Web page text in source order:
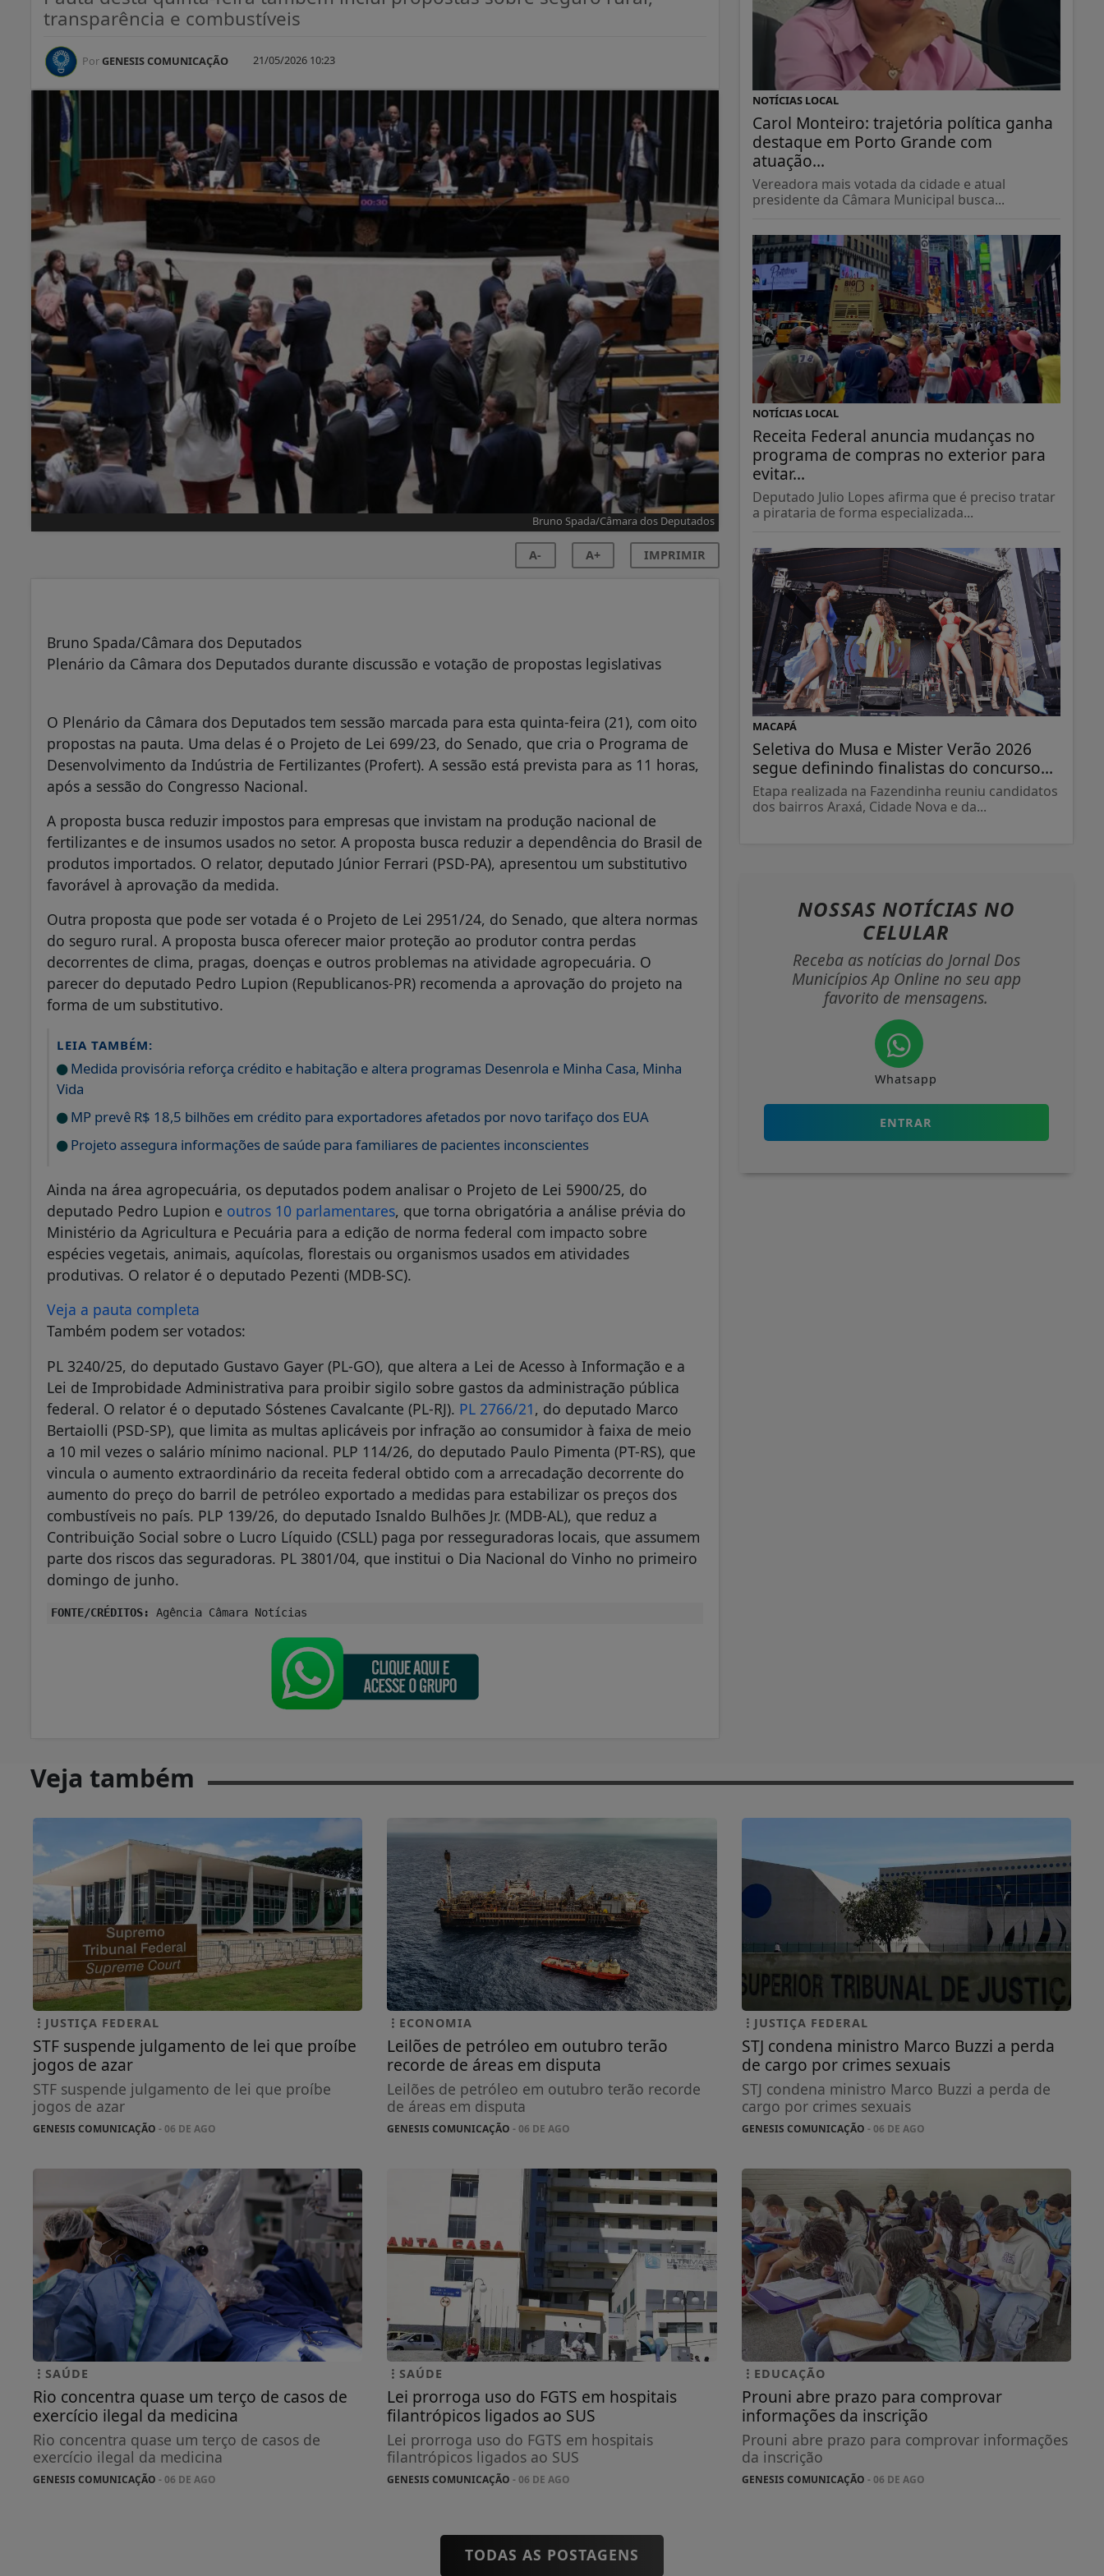
transparência e combustíveis
Por GENESIS COMUNICAÇÃO 21/05/2026 10:23
Bruno Spada/Câmara dos Deputados
A- A+ IMPRIMIR
Bruno Spada/Câmara dos Deputados
Plenário da Câmara dos Deputados durante discussão e votação de propostas legislativas
O Plenário da Câmara dos Deputados tem sessão marcada para esta quinta-feira (21), com oito
propostas na pauta. Uma delas é o Projeto de Lei 699/23, do Senado, que cria o Programa de
Desenvolvimento da Indústria de Fertilizantes (Profert). A sessão está prevista para as 11 horas,
após a sessão do Congresso Nacional.
A proposta busca reduzir impostos para empresas que invistam na produção nacional de
fertilizantes e de insumos usados no setor. A proposta busca reduzir a dependência do Brasil de
produtos importados. O relator, deputado Júnior Ferrari (PSD-PA), apresentou um substitutivo
favorável à aprovação da medida.
Outra proposta que pode ser votada é o Projeto de Lei 2951/24, do Senado, que altera normas
do seguro rural. A proposta busca oferecer maior proteção ao produtor contra perdas
decorrentes de clima, pragas, doenças e outros problemas na atividade agropecuária. O
parecer do deputado Pedro Lupion (Republicanos-PR) recomenda a aprovação do projeto na
forma de um substitutivo.
LEIA TAMBÉM:
Medida provisória reforça crédito e habitação e altera programas Desenrola e Minha Casa, Minha
Vida
MP prevê R$ 18,5 bilhões em crédito para exportadores afetados por novo tarifaço dos EUA
Projeto assegura informações de saúde para familiares de pacientes inconscientes
Ainda na área agropecuária, os deputados podem analisar o Projeto de Lei 5900/25, do
deputado Pedro Lupion e outros 10 parlamentares, que torna obrigatória a análise prévia do
Ministério da Agricultura e Pecuária para a edição de norma federal com impacto sobre
espécies vegetais, animais, aquícolas, florestais ou organismos usados em atividades
produtivas. O relator é o deputado Pezenti (MDB-SC).
Veja a pauta completa
Também podem ser votados:
PL 3240/25, do deputado Gustavo Gayer (PL-GO), que altera a Lei de Acesso à Informação e a
Lei de Improbidade Administrativa para proibir sigilo sobre gastos da administração pública
federal. O relator é o deputado Sóstenes Cavalcante (PL-RJ). PL 2766/21, do deputado Marco
Bertaiolli (PSD-SP), que limita as multas aplicáveis por infração ao consumidor à faixa de meio
a 10 mil vezes o salário mínimo nacional. PLP 114/26, do deputado Paulo Pimenta (PT-RS), que
vincula o aumento extraordinário da receita federal obtido com a arrecadação decorrente do
aumento do preço do barril de petróleo exportado a medidas para estabilizar os preços dos
combustíveis no país. PLP 139/26, do deputado Isnaldo Bulhões Jr. (MDB-AL), que reduz a
Contribuição Social sobre o Lucro Líquido (CSLL) paga por resseguradoras locais, que assumem
parte dos riscos das seguradoras. PL 3801/04, que institui o Dia Nacional do Vinho no primeiro
domingo de junho.
FONTE/CRÉDITOS: Agência Câmara Notícias
NOTÍCIAS LOCAL
Carol Monteiro: trajetória política ganha
destaque em Porto Grande com
atuação...
Vereadora mais votada da cidade e atual
presidente da Câmara Municipal busca...
NOTÍCIAS LOCAL
Receita Federal anuncia mudanças no
programa de compras no exterior para
evitar...
Deputado Julio Lopes afirma que é preciso tratar
a pirataria de forma especializada...
MACAPÁ
Seletiva do Musa e Mister Verão 2026
segue definindo finalistas do concurso...
Etapa realizada na Fazendinha reuniu candidatos
dos bairros Araxá, Cidade Nova e da...
NOSSAS NOTÍCIAS NO
CELULAR
Receba as notícias do Jornal Dos
Municípios Ap Online no seu app
favorito de mensagens.
Whatsapp
ENTRAR
Veja também
JUSTIÇA FEDERAL
STF suspende julgamento de lei que proíbe
jogos de azar
STF suspende julgamento de lei que proíbe
jogos de azar
GENESIS COMUNICAÇÃO - 06 DE AGO
ECONOMIA
Leilões de petróleo em outubro terão
recorde de áreas em disputa
Leilões de petróleo em outubro terão recorde
de áreas em disputa
GENESIS COMUNICAÇÃO - 06 DE AGO
JUSTIÇA FEDERAL
STJ condena ministro Marco Buzzi a perda
de cargo por crimes sexuais
STJ condena ministro Marco Buzzi a perda de
cargo por crimes sexuais
GENESIS COMUNICAÇÃO - 06 DE AGO
SAÚDE
Rio concentra quase um terço de casos de
exercício ilegal da medicina
Rio concentra quase um terço de casos de
exercício ilegal da medicina
GENESIS COMUNICAÇÃO - 06 DE AGO
SAÚDE
Lei prorroga uso do FGTS em hospitais
filantrópicos ligados ao SUS
Lei prorroga uso do FGTS em hospitais
filantrópicos ligados ao SUS
GENESIS COMUNICAÇÃO - 06 DE AGO
EDUCAÇÃO
Prouni abre prazo para comprovar
informações da inscrição
Prouni abre prazo para comprovar informações
da inscrição
GENESIS COMUNICAÇÃO - 06 DE AGO
TODAS AS POSTAGENS